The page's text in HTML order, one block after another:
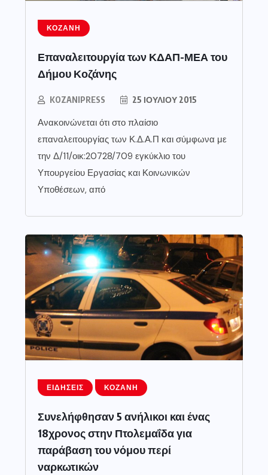
ΚΟΖΆΝΗ
Επαναλειτουργία των ΚΔΑΠ-ΜΕΑ του
Δήμου Κοζάνης
KOZANIPRESS 25 ΙΟΥΛΊΟΥ 2015
Ανακοινώνεται ότι στο πλαίσιο
επαναλειτουργίας των Κ.Δ.Α.Π και σύμφωνα με
την Δ/11/οικ:20728/709 εγκύκλιο του
Υπουργείου Εργασίας και Κοινωνικών
Υποθέσεων, από
ΕΙΔΉΣΕΙΣ ΚΟΖΆΝΗ
Συνελήφθησαν 5 ανήλικοι και ένας
18χρονος στην Πτολεμαΐδα για
παράβαση του νόμου περί
ναρκωτικών